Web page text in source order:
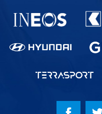
Partenaires du lausanne-Sport